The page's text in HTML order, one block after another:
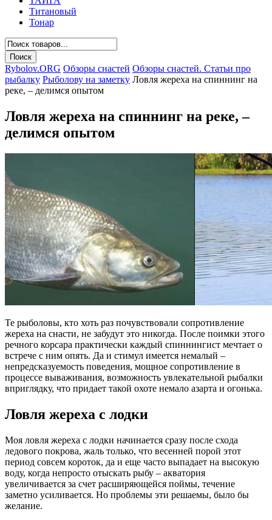
Титановый
Тонар
Rybolov.ORG Обзоры снастей Обзоры снастей. Статьи про
рыбалку Рыболову на заметку Ловля жереха на спиннинг на
реке, – делимся опытом
Ловля жереха на спиннинг на реке, –
делимся опытом
Те рыболовы, кто хоть раз почувствовали сопротивление
жереха на снасти, не забудут это никогда. После поимки этого
речного корсара практически каждый спиннингист мечтает о
встрече с ним опять. Да и стимул имеется немалый –
непредсказуемость поведения, мощное сопротивление в
процессе вываживания, возможность увлекательной рыбалки
вприглядку, что придает такой охоте немало азарта и огонька.
Ловля жереха с лодки
Моя ловля жереха с лодки начинается сразу после схода
ледового покрова, жаль только, что весенней порой этот
период совсем короток, да и еще часто выпадает на высокую
воду, когда непросто отыскать рыбу – акватория
увеличивается за счет расширяющейся поймы, течение
заметно усиливается. Но проблемы эти решаемы, было бы
желание.